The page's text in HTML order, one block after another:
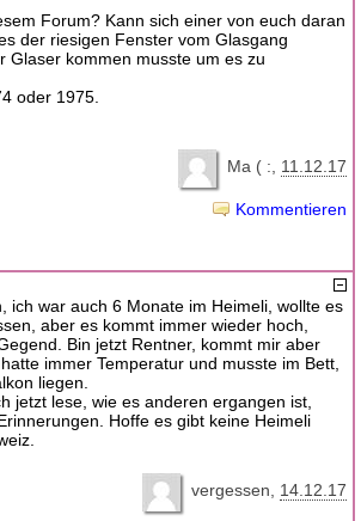
Forum? Kann sich einer von euch daran
der riesigen Fenster vom Glasgang
Glaser kommen musste um es zu
oder 1975.
Ma ( : 11.12.17
Kommentieren
ich war auch 6 Monate im Heimeli, wollte es
aber es kommt immer wieder hoch,
Bin jetzt Rentner, kommt mir aber
immer Temperatur und musste im Bett,
liegen.
jetzt lese, wie es anderen ergangen ist,
Hoffe es gibt keine Heimeli
vergessen 14.12.17